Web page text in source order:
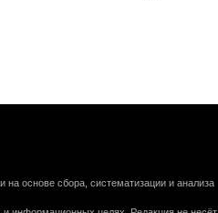
основе сбора, систематизации и анализа